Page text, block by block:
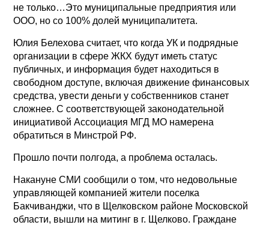
не только…Это муниципальные предприятия или
ООО, но со 100% долей муниципалитета.
Юлия Белехова считает, что когда УК и подрядные
организации в сфере ЖКХ будут иметь статус
публичных, и информация будет находиться в
свободном доступе, включая движение финансовых
средства, увести деньги у собственников станет
сложнее. С соответствующей законодательной
инициативой Ассоциация МГД МО намерена
обратиться в Минстрой РФ.
Прошло почти полгода, а проблема осталась.
Накануне СМИ сообщили о том, что недовольные
управляющей компанией жители поселка
Бакчиванджи, что в Щелковском районе Московской
области, вышли на митинг в г. Щелково. Граждане